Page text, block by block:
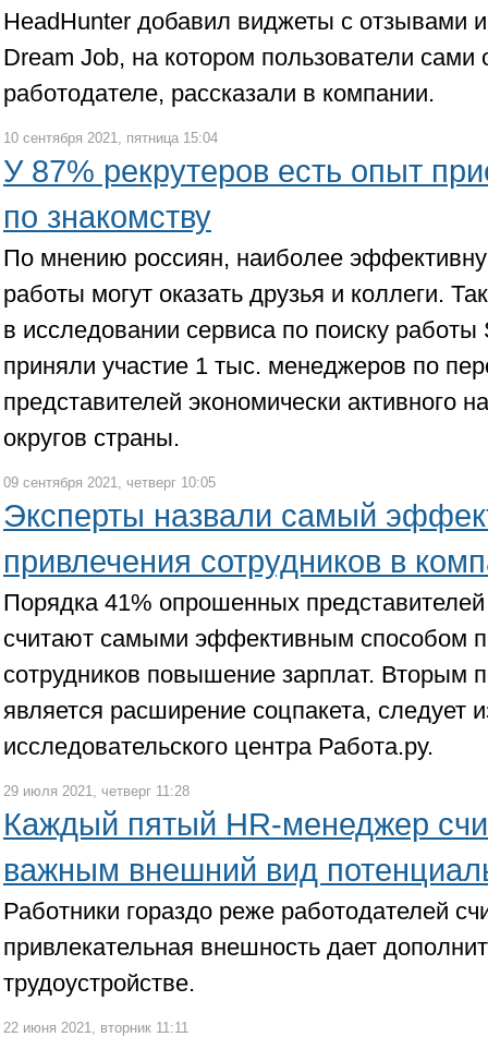
HeadHunter добавил виджеты с отзывами
Dream Job, на котором пользователи
работодателе, рассказали в компании.
10 сентября 2021, пятница 15:04
У 87% рекрутеров есть опыт
по знакомству
По мнению россиян, наиболее
работы могут оказать друзья и коллеги.
в исследовании сервиса по поиску
приняли участие 1 тыс. менеджеров по
представителей экономически активного
округов страны.
09 сентября 2021, четверг 10:05
Эксперты назвали самый
привлечения сотрудников в
Порядка 41% опрошенных
считают самыми эффективным способом
сотрудников повышение зарплат. Вторым
является расширение соцпакета, следует
исследовательского центра Работа.ру.
29 июля 2021, четверг 11:28
Каждый пятый HR-менеджер
важным внешний вид
Работники гораздо реже работодателей
привлекательная внешность дает
трудоустройстве.
22 июня 2021, вторник 11:11